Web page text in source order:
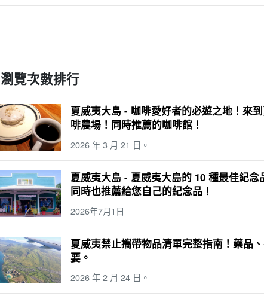
瀏覽次數排行
夏威夷大島 - 咖啡愛好者的必遊之地！來
啡農場！同時推薦的咖啡館！
2026 年 3 月 21 日。
夏威夷大島 - 夏威夷大島的 10 種最佳紀
同時也推薦給您自己的紀念品！
2026年7月1日
夏威夷禁止攜帶物品清單完整指南！藥品
要。
2026 年 2 月 24 日。